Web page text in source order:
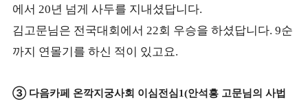
에서 20년 넘게 사두를 지내셨답니다.
김고문님은 전국대회에서 22회 우승을 하셨답니다. 9순
까지 연몰기를 하신 적이 있고요.
③ 다음카페 온깍지궁사회 이심전심1(안석흥 고문님의 사법